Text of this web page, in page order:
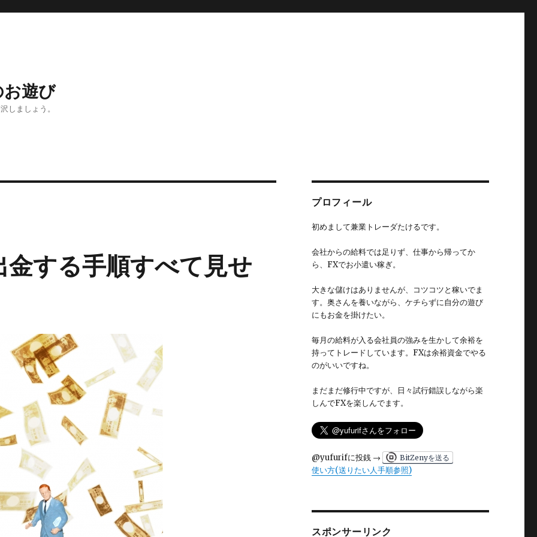
遊び
しましょう。
する手順すべて見せ
プロフィール
初めまして兼業トレーダたけるです。
会社からの給料では足りず、仕事から帰ってか
ら、FXでお小遣い稼ぎ。
大きな儲けはありませんが、コツコツと稼いでま
す。奥さんを養いながら、ケチらずに自分の遊び
にもお金を掛けたい。
毎月の給料が入る会社員の強みを生かして余裕を
持ってトレードしています。FXは余裕資金でやる
のがいいですね。
まだまだ修行中ですが、日々試行錯誤しながら楽
しんでFXを楽しんでます。
@yufurifに投銭 → BitZenyを送る
使い方(送りたい人手順参照)
スポンサーリンク